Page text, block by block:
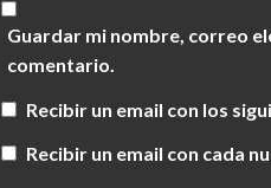
Guardar mi nombre, correo
comentario.
Recibir un email con los
Recibir un email con cada